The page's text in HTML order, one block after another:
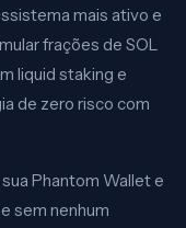
mais ativo e
frações de SOL
liquid staking e
de zero risco com
Phantom Wallet e
sem nenhum